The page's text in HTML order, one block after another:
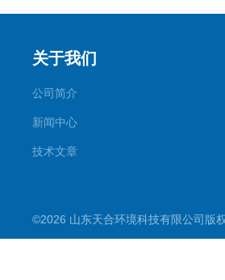
关于我们
公司简介
新闻中心
技术文章
©2026 山东天合环境科技有限公司